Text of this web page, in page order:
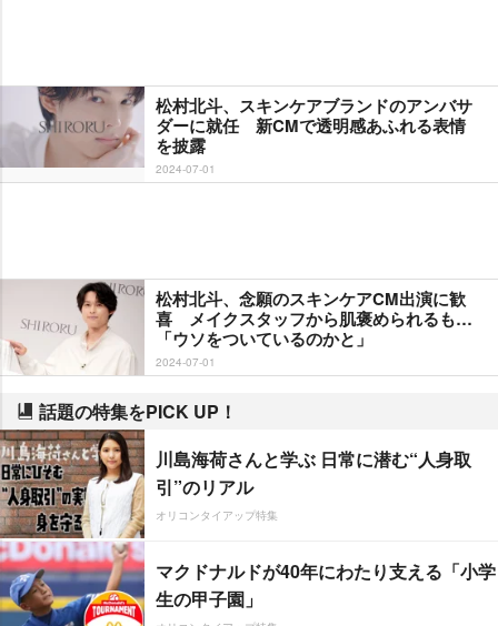
松村北斗、スキンケアブランドのアンバサ
ダーに就任 新CMで透明感あふれる表情
を披露
2024-07-01
松村北斗、念願のスキンケアCM出演に歓
喜 メイクスタッフから肌褒められるも…
「ウソをついているのかと」
2024-07-01
話題の特集をPICK UP！
川島海荷さんと学ぶ 日常に潜む“人身取
引”のリアル
オリコンタイアップ特集
マクドナルドが40年にわたり支える「小学
生の甲子園」